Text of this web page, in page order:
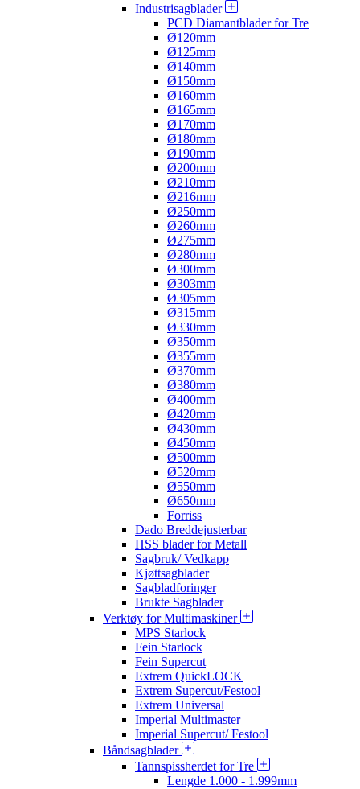
Industrisagblader
PCD Diamantblader for Tre
Ø120mm
Ø125mm
Ø140mm
Ø150mm
Ø160mm
Ø165mm
Ø170mm
Ø180mm
Ø190mm
Ø200mm
Ø210mm
Ø216mm
Ø250mm
Ø260mm
Ø275mm
Ø280mm
Ø300mm
Ø303mm
Ø305mm
Ø315mm
Ø330mm
Ø350mm
Ø355mm
Ø370mm
Ø380mm
Ø400mm
Ø420mm
Ø430mm
Ø450mm
Ø500mm
Ø520mm
Ø550mm
Ø650mm
Forriss
Dado Breddejusterbar
HSS blader for Metall
Sagbruk/ Vedkapp
Kjøttsagblader
Sagbladforinger
Brukte Sagblader
Verktøy for Multimaskiner
MPS Starlock
Fein Starlock
Fein Supercut
Extrem QuickLOCK
Extrem Supercut/Festool
Extrem Universal
Imperial Multimaster
Imperial Supercut/ Festool
Båndsagblader
Tannspissherdet for Tre
Lengde 1.000 - 1.999mm